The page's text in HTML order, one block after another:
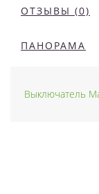
ОТЗЫВЫ (0)
ПАНОРАМА
Выключатель